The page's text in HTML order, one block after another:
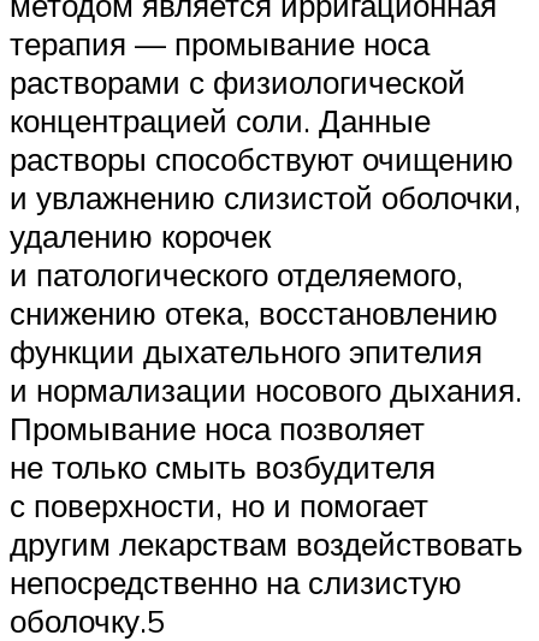
терапия — промывание носа
растворами с физиологической
концентрацией соли. Данные
растворы способствуют очищению
и увлажнению слизистой оболочки,
удалению корочек
и патологического отделяемого,
снижению отека, восстановлению
функции дыхательного эпителия
и нормализации носового дыхания.
Промывание носа позволяет
не только смыть возбудителя
с поверхности, но и помогает
другим лекарствам воздействовать
непосредственно на слизистую
оболочку.5